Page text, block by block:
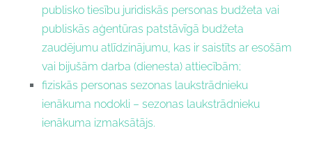
publisko tiesību juridiskās personas budžeta vai
publiskās aģentūras patstāvīgā budžeta
zaudējumu atlīdzinājumu, kas ir saistīts ar esošām
vai bijušām darba (dienesta) attiecībām;
fiziskās personas sezonas laukstrādnieku
ienākuma nodokli – sezonas laukstrādnieku
ienākuma izmaksātājs.